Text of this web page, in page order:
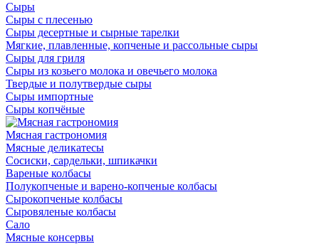
Сыры
Сыры с плесенью
Сыры десертные и сырные тарелки
Мягкие, плавленные, копченые и рассольные сыры
Сыры для гриля
Сыры из козьего молока и овечьего молока
Твердые и полутвердые сыры
Сыры импортные
Сыры копчёные
Мясная гастрономия
Мясные деликатесы
Сосиски, сардельки, шпикачки
Вареные колбасы
Полукопченые и варено-копченые колбасы
Сырокопченые колбасы
Сыровяленые колбасы
Сало
Мясные консервы